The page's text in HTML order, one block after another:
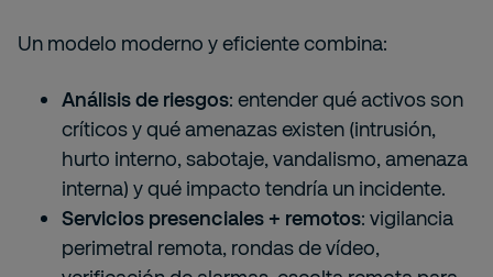
Un modelo moderno y eficiente combina:
Análisis de riesgos: entender qué activos son
críticos y qué amenazas existen (intrusión,
hurto interno, sabotaje, vandalismo, amenaza
interna) y qué impacto tendría un incidente.
Servicios presenciales + remotos: vigilancia
perimetral remota, rondas de vídeo,